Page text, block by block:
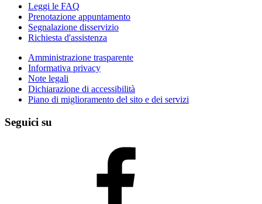
Leggi le FAQ
Prenotazione appuntamento
Segnalazione disservizio
Richiesta d'assistenza
Amministrazione trasparente
Informativa privacy
Note legali
Dichiarazione di accessibilità
Piano di miglioramento del sito e dei servizi
Seguici su